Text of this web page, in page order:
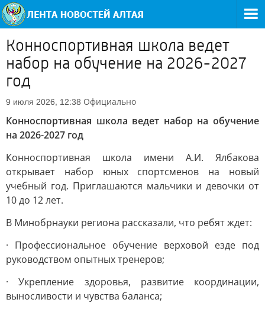
Конноспортивная школа ведет
набор на обучение на 2026-2027
год
9 июля 2026, 12:38 Официально
Конноспортивная школа ведет набор на обучение
на 2026-2027 год
Конноспортивная школа имени А.И. Ялбакова
открывает набор юных спортсменов на новый
учебный год. Приглашаются мальчики и девочки от
10 до 12 лет.
В Минобрнауки региона рассказали, что ребят ждет:
· Профессиональное обучение верховой езде под
руководством опытных тренеров;
· Укрепление здоровья, развитие координации,
выносливости и чувства баланса;